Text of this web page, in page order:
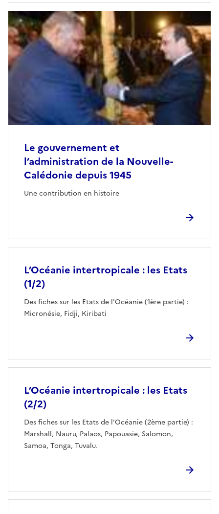
Le gouvernement et
l’administration de la Nouvelle-
Calédonie depuis 1945
Une contribution en histoire
L’Océanie intertropicale : les Etats
(1/2)
Des fiches sur les Etats de l'Océanie (1ère partie) :
Micronésie, Fidji, Kiribati
L’Océanie intertropicale : les Etats
(2/2)
Des fiches sur les Etats de l'Océanie (2ème partie) :
Marshall, Nauru, Palaos, Papouasie, Salomon,
Samoa, Tonga, Tuvalu.